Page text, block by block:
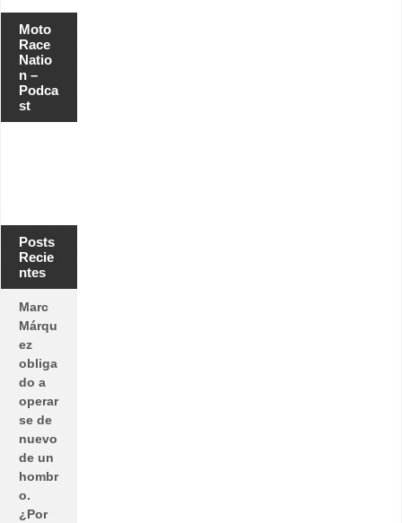
Moto
Race
Natio
n –
Podca
st
Posts
Recie
ntes
Marc
Márqu
ez
obliga
do a
operar
se de
nuevo
de un
hombr
o.
¿Por